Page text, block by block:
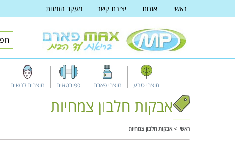
לתוכן
ראשי אודות יצירת קשר מעקב הזמנות
מוצרי טבע מוצרי פארם ספורטאים מוצרים לנשים
אבקות חלבון צמחיות
ראשי אבקות חלבון צמחיות